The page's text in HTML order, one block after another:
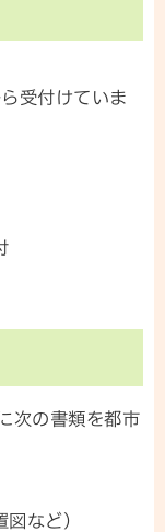
受付けていま
次の書類を都市
など）